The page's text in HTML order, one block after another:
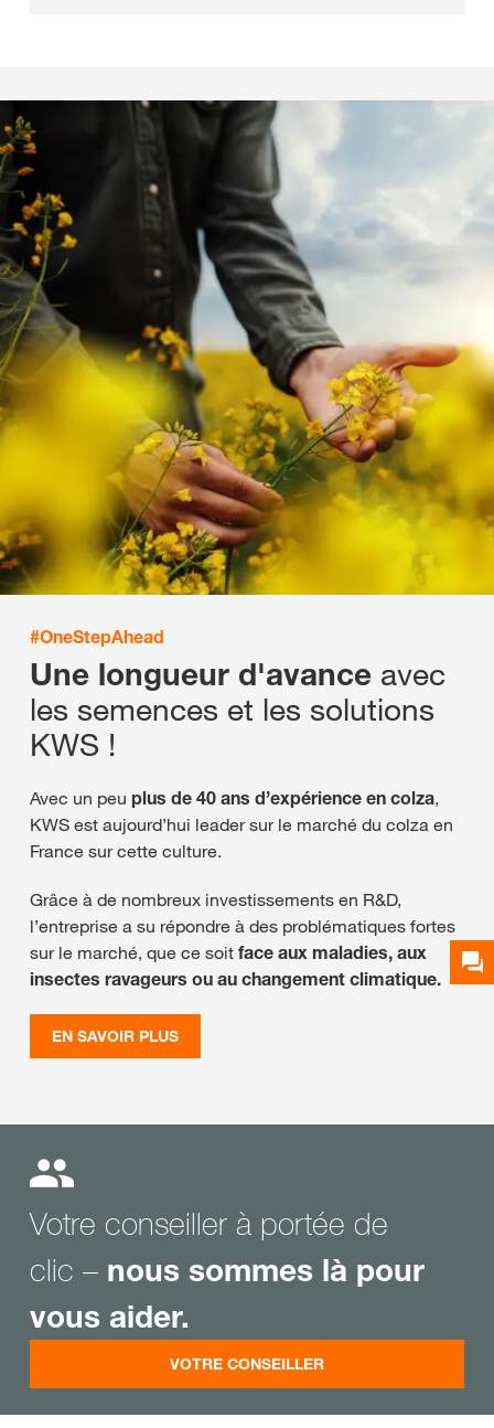
#OneStepAhead
Une longueur d'avance avec
les semences et les solutions
KWS !
Avec un peu plus de 40 ans d’expérience en colza,
KWS est aujourd’hui leader sur le marché du colza en
France sur cette culture.
Grâce à de nombreux investissements en R&D,
l’entreprise a su répondre à des problématiques fortes
sur le marché, que ce soit face aux maladies, aux
insectes ravageurs ou au changement climatique.
EN SAVOIR PLUS
Votre conseiller à portée de
clic – nous sommes là pour
vous aider.
VOTRE CONSEILLER